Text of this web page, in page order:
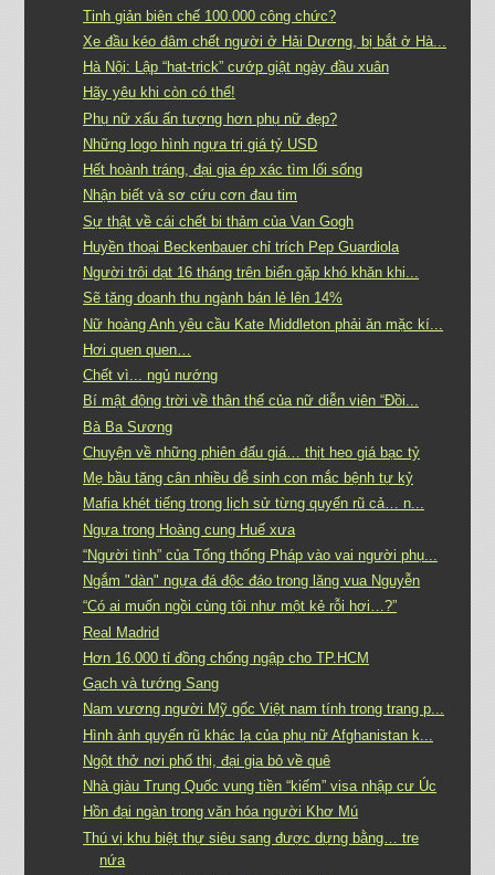
Tinh giản biên chế 100.000 công chức?
Xe đầu kéo đâm chết người ở Hải Dương, bị bắt ở Hà...
Hà Nội: Lập “hat-trick” cướp giật ngày đầu xuân
Hãy yêu khi còn có thể!
Phụ nữ xấu ấn tượng hơn phụ nữ đẹp?
Những logo hình ngựa trị giá tỷ USD
Hết hoành tráng, đại gia ép xác tìm lối sống
Nhận biết và sơ cứu cơn đau tim
Sự thật về cái chết bi thảm của Van Gogh
Huyền thoại Beckenbauer chỉ trích Pep Guardiola
Người trôi dạt 16 tháng trên biển gặp khó khăn khi...
Sẽ tăng doanh thu ngành bán lẻ lên 14%
Nữ hoàng Anh yêu cầu Kate Middleton phải ăn mặc kí...
Hơi quen quen…
Chết vì... ngủ nướng
Bí mật động trời về thân thế của nữ diễn viên “Đồi...
Bà Ba Sương
Chuyện về những phiên đấu giá… thịt heo giá bạc tỷ
Mẹ bầu tăng cân nhiều dễ sinh con mắc bệnh tự kỷ
Mafia khét tiếng trong lịch sử từng quyến rũ cả… n...
Ngựa trong Hoàng cung Huế xưa
“Người tình” của Tổng thống Pháp vào vai người phụ...
Ngắm "dàn" ngựa đá độc đáo trong lăng vua Nguyễn
“Có ai muốn ngồi cùng tôi như một kẻ rỗi hơi…?”
Real Madrid
Hơn 16.000 tỉ đồng chống ngập cho TP.HCM
Gạch và tướng Sang
Nam vương người Mỹ gốc Việt nam tính trong trang p...
Hình ảnh quyến rũ khác lạ của phụ nữ Afghanistan k...
Ngột thở nơi phố thị, đại gia bỏ về quê
Nhà giàu Trung Quốc vung tiền “kiếm” visa nhập cư Úc
Hồn đại ngàn trong văn hóa người Khơ Mú
Thú vị khu biệt thự siêu sang được dựng bằng… tre
nứa